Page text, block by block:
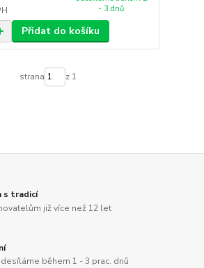
- 3 dnů
Přidat do košíku
strana z 1
s tradicí
již více než 12 let
během 1 - 3 prac. dnů